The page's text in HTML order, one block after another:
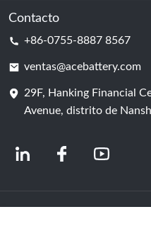
Centro de datos y sala de
Célula de batería
Noticias
Contacto
+86-0755-8887 8567
ventas@acebattery.com
29F, Hanking Financial
Avenue, distrito de
© 2024 Fabricantes chinos de
baterías de litio | ACE Battery, con